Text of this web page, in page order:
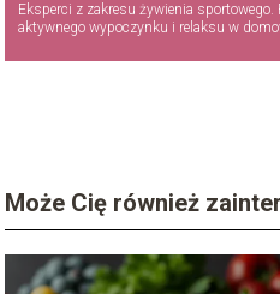
Eksperci z zakresu żywienia
aktywnego wypoczynku i relaksu w
Może Cię również